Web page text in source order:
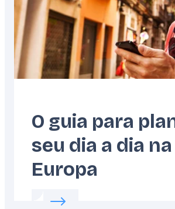
O guia para
seu dia a dia na
Europa
Read more about: